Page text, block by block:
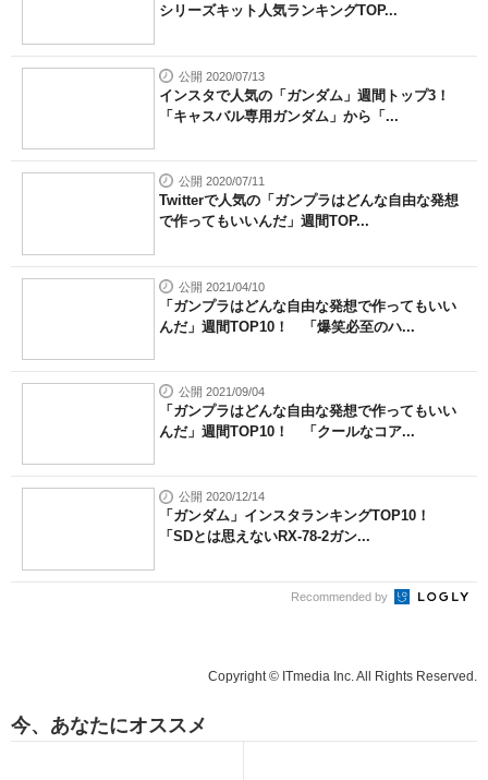
シリーズキット人気ランキングTOP...
公開 2020/07/13
インスタで人気の「ガンダム」週間トップ3！
「キャスバル専用ガンダム」から「...
公開 2020/07/11
Twitterで人気の「ガンプラはどんな自由な発想
で作ってもいいんだ」週間TOP...
公開 2021/04/10
「ガンプラはどんな自由な発想で作ってもいい
んだ」週間TOP10！ 「爆笑必至のハ...
公開 2021/09/04
「ガンプラはどんな自由な発想で作ってもいい
んだ」週間TOP10！ 「クールなコア...
公開 2020/12/14
「ガンダム」インスタランキングTOP10！
「SDとは思えないRX-78-2ガン...
Recommended by
Copyright © ITmedia Inc. All Rights Reserved.
今、あなたにオススメ